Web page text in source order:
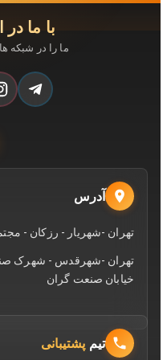
با ما در
ما را در شبکه
آدرس
تهران -شهریار - رزکان - مجتمع صنعتی
تهران -شهرقدس - شهرک
خیابان صنعت گران
تیم پشتیبانی